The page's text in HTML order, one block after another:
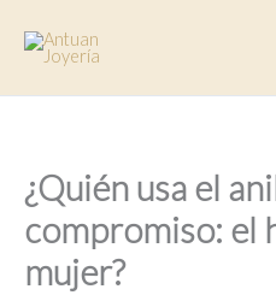
contenido
¿Quién usa el
compromiso: el
mujer?